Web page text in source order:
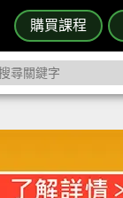
購買課程